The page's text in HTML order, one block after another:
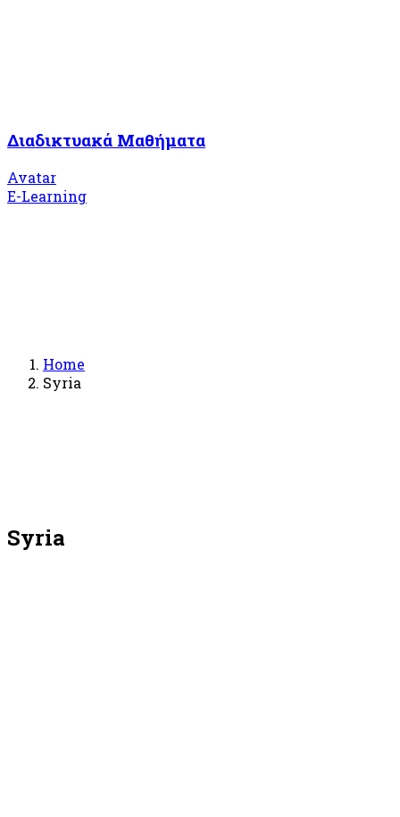
Διαδικτυακά Μαθήματα
Avatar
E-Learning
Home
Syria
Syria